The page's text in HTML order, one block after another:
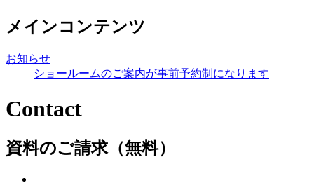
メインコンテンツ
お知らせ
ショールームのご案内が事前予約制になります
Contact
資料のご請求（無料）